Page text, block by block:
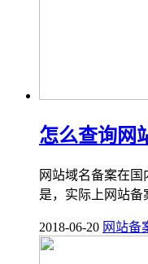
怎么查询网
网站域名备案在
是，实际上网站备
2018-06-20 网站备